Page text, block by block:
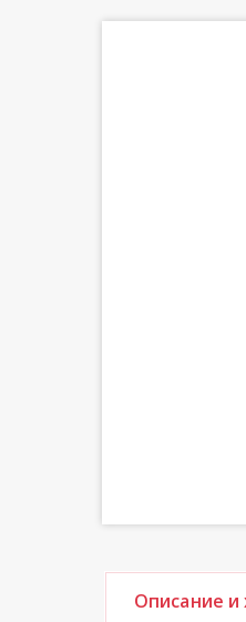
Описание и